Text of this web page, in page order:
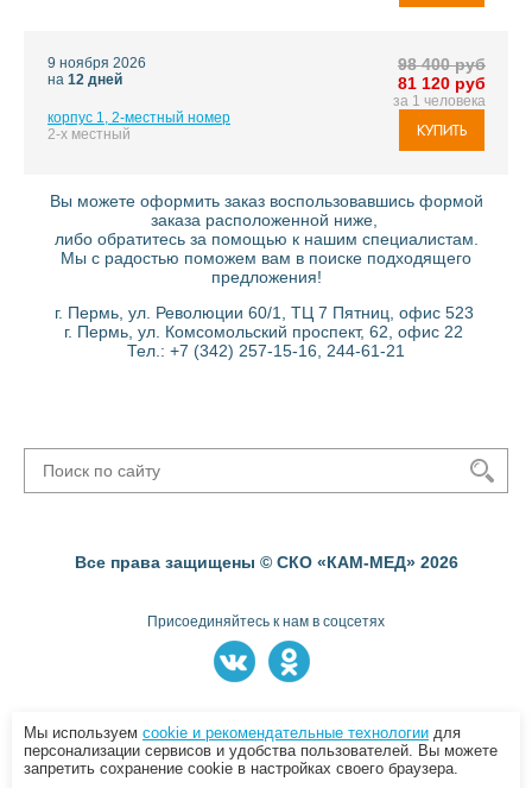
9 ноября 2026
на 12 дней
корпус 1, 2-местный номер
2-х местный
98 400 руб
81 120 руб
за 1 человека
КУПИТЬ
Вы можете оформить заказ воспользовавшись формой
заказа расположенной ниже,
либо обратитесь за помощью к нашим специалистам.
Мы с радостью поможем вам в поиске подходящего
предложения!
г. Пермь, ул. Революции 60/1, ТЦ 7 Пятниц, офис 523
г. Пермь, ул. Комсомольский проспект, 62, офис 22
Тел.: +7 (342) 257-15-16, 244-61-21
Все права защищены © СКО «КАМ-МЕД» 2026
Присоединяйтесь к нам в соцсетях
Мы используем cookie и рекомендательные технологии для
персонализации сервисов и удобства пользователей. Вы можете
запретить сохранение cookie в настройках своего браузера.